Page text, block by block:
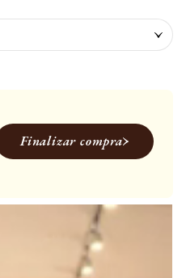
Finalizar compra